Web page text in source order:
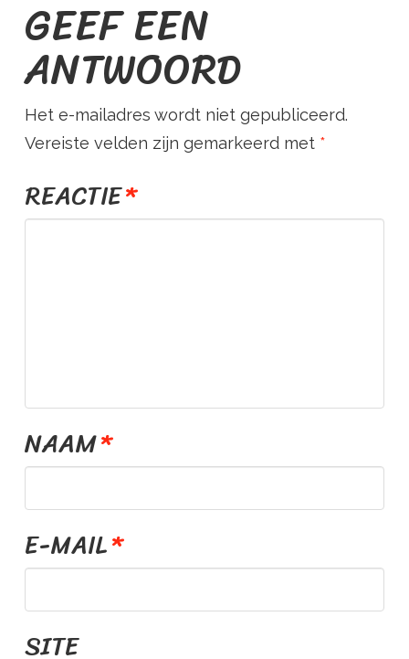
S
T
R
E
S
.
N
L
GEEF EEN
ANTWOORD
Het e-mailadres wordt niet gepubliceerd.
Vereiste velden zijn gemarkeerd met *
REACTIE*
NAAM*
E-MAIL*
SITE